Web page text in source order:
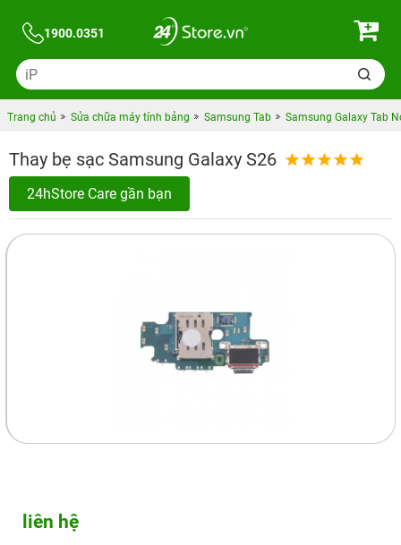
1900.0351
Trang chủ Sửa chữa máy tính bảng Samsung Tab Samsung Galaxy Tab
Thay bẹ sạc Samsung Galaxy S26
24hStore Care gần bạn
liên hệ